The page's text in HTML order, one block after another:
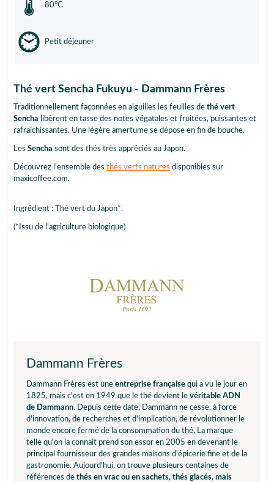
80°C
Petit déjeuner
Thé vert Sencha Fukuyu - Dammann Frères
Traditionnellement façonnées en aiguilles les feuilles de thé vert
Sencha libèrent en tasse des notes végatales et fruitées, puissantes et
rafraichissantes. Une légère amertume se dépose en fin de bouche.
Les Sencha sont des thés très appréciés au Japon.
Découvrez l'ensemble des thés verts natures disponibles sur
maxicoffee.com.
Ingrédient : Thé vert du Japon*.
(*Issu de l'agriculture biologique)
Dammann Frères
Dammann Frères est une entreprise française qui a vu le jour en
1825, mais c'est en 1949 que le thé devient le véritable ADN
de Dammann. Depuis cette date, Dammann ne cesse, à force
d'innovation, de recherches et d'implication, de révolutionner le
monde encore fermé de la consommation du thé. La marque
telle qu'on la connait prend son essor en 2005 en devenant le
principal fournisseur des grandes maisons d'épicerie fine et de la
gastronomie. Aujourd'hui, on trouve plusieurs centaines de
références de thés en vrac ou en sachets, thés glacés, mais